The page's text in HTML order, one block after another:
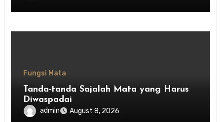
Fungsi Mata
Tanda-tanda Sajalah Mata yang Harus
Diwaspadai
admin August 8, 2026